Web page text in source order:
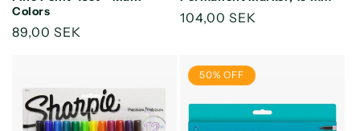
Colors
Ordinarie
89,00 SEK
Ordinarie
104,00 SEK
50% OFF